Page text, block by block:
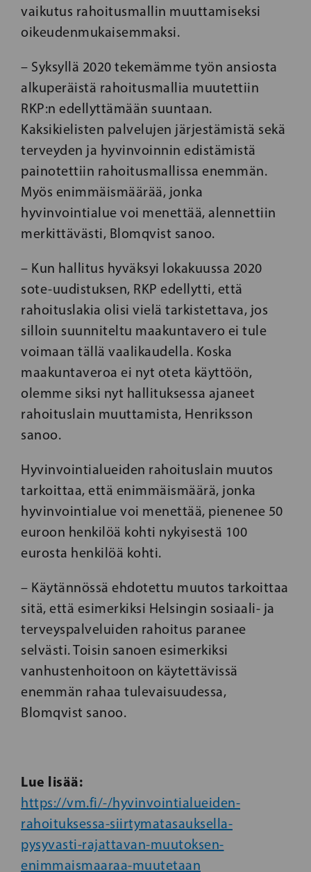
vaikutus rahoitusmallin muuttamiseksi
oikeudenmukaisemmaksi.
– Syksyllä 2020 tekemämme työn ansiosta
alkuperäistä rahoitusmallia muutettiin
RKP:n edellyttämään suuntaan.
Kaksikielisten palvelujen järjestämistä sekä
terveyden ja hyvinvoinnin edistämistä
painotettiin rahoitusmallissa enemmän.
Myös enimmäismäärää, jonka
hyvinvointialue voi menettää, alennettiin
merkittävästi, Blomqvist sanoo.
– Kun hallitus hyväksyi lokakuussa 2020
sote-uudistuksen, RKP edellytti, että
rahoituslakia olisi vielä tarkistettava, jos
silloin suunniteltu maakuntavero ei tule
voimaan tällä vaalikaudella. Koska
maakuntaveroa ei nyt oteta käyttöön,
olemme siksi nyt hallituksessa ajaneet
rahoituslain muuttamista, Henriksson
sanoo.
Hyvinvointialueiden rahoituslain muutos
tarkoittaa, että enimmäismäärä, jonka
hyvinvointialue voi menettää, pienenee 50
euroon henkilöä kohti nykyisestä 100
eurosta henkilöä kohti.
– Käytännössä ehdotettu muutos tarkoittaa
sitä, että esimerkiksi Helsingin sosiaali- ja
terveyspalveluiden rahoitus paranee
selvästi. Toisin sanoen esimerkiksi
vanhustenhoitoon on käytettävissä
enemmän rahaa tulevaisuudessa,
Blomqvist sanoo.
Lue lisää:
https://vm.fi/-/hyvinvointialueiden-
rahoituksessa-siirtymatasauksella-
pysyvasti-rajattavan-muutoksen-
enimmaismaaraa-muutetaan